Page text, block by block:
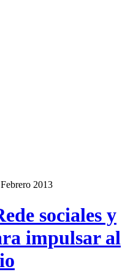
2013
sociales y
impulsar al